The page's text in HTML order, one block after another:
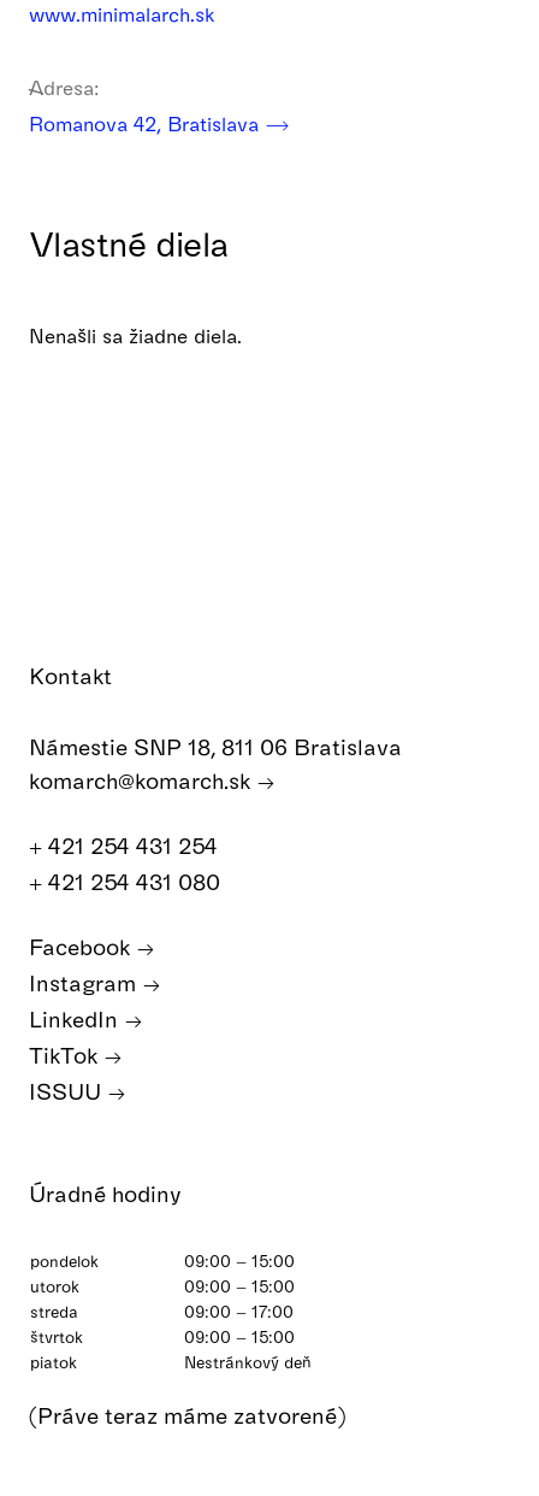
www.minimalarch.sk
Adresa:
Romanova 42, Bratislava
Vlastné diela
Nenašli sa žiadne diela.
Úradné hodiny
pondelok
09:00 – 15:00
utorok
09:00 – 15:00
streda
09:00 – 17:00
štvrtok
09:00 – 15:00
piatok
Nestránkový deň
(Práve teraz máme zatvorené)
Kontakt
Námestie SNP 18, 811 06 Bratislava
komarch@komarch.sk
+ 421 254 431 254
+ 421 254 431 080
Facebook
Instagram
LinkedIn
TikTok
ISSUU